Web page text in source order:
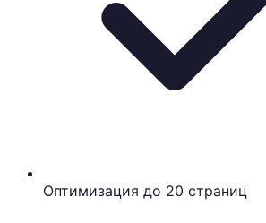
Оптимизация до 20 страниц